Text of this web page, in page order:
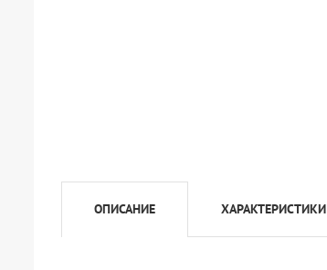
ОПИСАНИЕ ХАРАКТЕРИСТИКИ